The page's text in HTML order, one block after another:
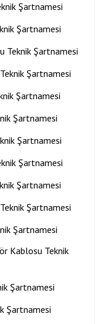
Şartnamesi
Şartnamesi
Teknik Şartnamesi
Şartnamesi
Şartnamesi
Şartnamesi
Şartnamesi
Şartnamesi
Şartnamesi
Şartnamesi
Şartnamesi
Kablosu Teknik
Şartnamesi
Şartnamesi